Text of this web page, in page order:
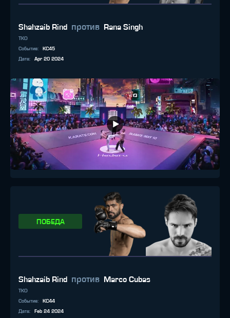
Shahzaib Rind против Rana Singh
TKO
Событие:
KC45
Дата: Apr 20 2024
ПОБЕДА
Shahzaib Rind против Marco Cubas
TKO
Событие:
KC44
Дата: Feb 24 2024